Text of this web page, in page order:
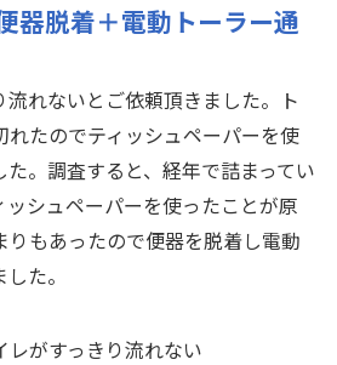
器脱着＋電動トーラー通
れないとご依頼頂きました。ト
れたのでティッシュペーパーを使
。調査すると、経年で詰まってい
ッシュペーパーを使ったことが原
りもあったので便器を脱着し電動
た。
レがすっきり流れない